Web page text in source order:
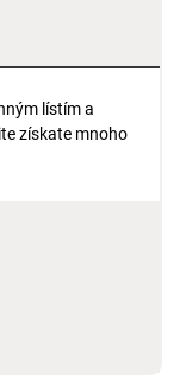
lístím a
získate mnoho